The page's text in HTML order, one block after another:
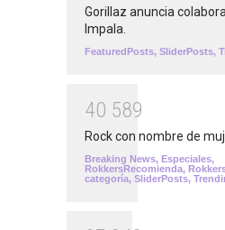
Gorillaz anuncia
Impala.
FeaturedPosts, SliderPosts,
40 589
Rock con nombre de
Breaking News, Especiales,
RokkersRecomienda,
categoría, SliderPosts,